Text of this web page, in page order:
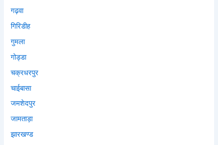
गढ़वा
गिरिडीह
गुमला
गोड्डा
चक्रधरपुर
चाईबासा
जमशेदपुर
जामताड़ा
झारखण्ड